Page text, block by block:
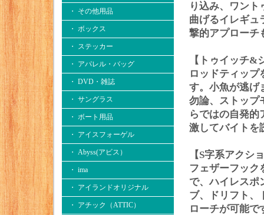
・ その他用品
・ ボックス
・ ステッカー
・ アパレル・バッグ
・ DVD・雑誌
・ サングラス
・ ボート用品
・ アイスフォーゲル
・ Abyss(アビス）
・ ima
・ アイランドオリジナル
・ アチック（ATTIC）
り込み、ワン
曲げるイレギュ
撃的アプローチ
【トゥイッチ&
ロッドティッ
す。小魚が逃げ
勿論、ストップ
らではの自発
激してバイトを
【S字系アクシ
フェザーフック
で、ハイレスポ
ブ、ドリフト、
ローチが可能で